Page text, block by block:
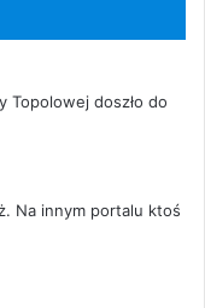
Topolowej doszło do
Na innym portalu ktoś